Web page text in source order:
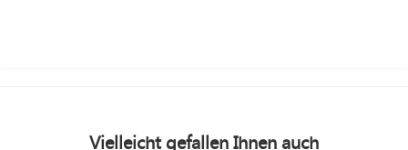
Vielleicht gefallen Ihnen auch